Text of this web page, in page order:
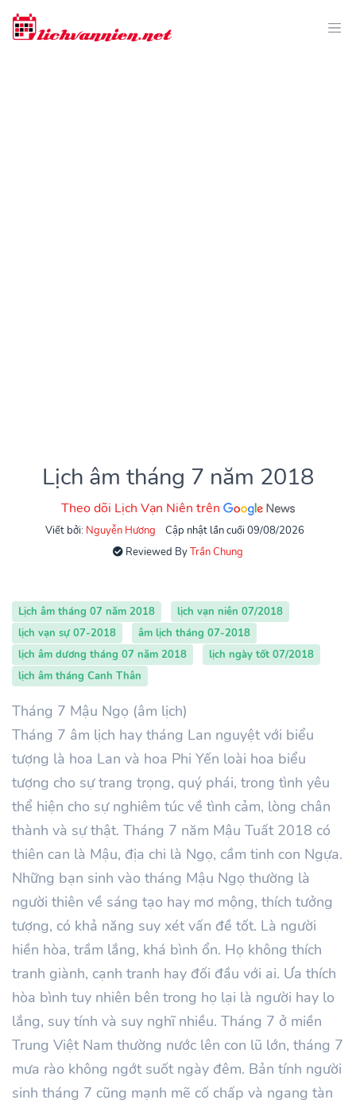
Lịch âm tháng 7 năm 2018
Theo dõi Lịch Vạn Niên trên
Viết bởi: Nguyễn Hương
Cập nhật lần cuối 09/08/2026
Reviewed ByTrần Chung
Lịch âm tháng 07 năm 2018
lịch vạn niên 07/2018
lịch vạn sự 07-2018
âm lịch tháng 07-2018
lịch âm dương tháng 07 năm 2018
lịch ngày tốt 07/2018
lịch âm tháng Canh Thân
Tháng 7 Mậu Ngọ (âm lịch)
Tháng 7 âm lịch hay tháng Lan nguyệt với biểu
tượng là hoa Lan và hoa Phi Yến loài hoa biểu
tượng cho sự trang trọng, quý phái, trong tình yêu
thể hiện cho sự nghiêm túc về tình cảm, lòng chân
thành và sự thật. Tháng 7 năm Mậu Tuất 2018 có
thiên can là Mậu, địa chi là Ngọ, cầm tinh con Ngựa.
Những bạn sinh vào tháng Mậu Ngọ thường là
người thiên về sáng tạo hay mơ mộng, thích tưởng
tượng, có khả năng suy xét vấn đề tốt. Là người
hiền hòa, trầm lắng, khá bình ổn. Họ không thích
tranh giành, cạnh tranh hay đối đầu với ai. Ưa thích
hòa bình tuy nhiên bên trong họ lại là người hay lo
lắng, suy tính và suy nghĩ nhiều. Tháng 7 ở miền
Trung Việt Nam thường nước lên con lũ lớn, tháng 7
mưa rào không ngớt suốt ngày đêm. Bản tính người
sinh tháng 7 cũng mạnh mẽ cố chấp và ngang tàn